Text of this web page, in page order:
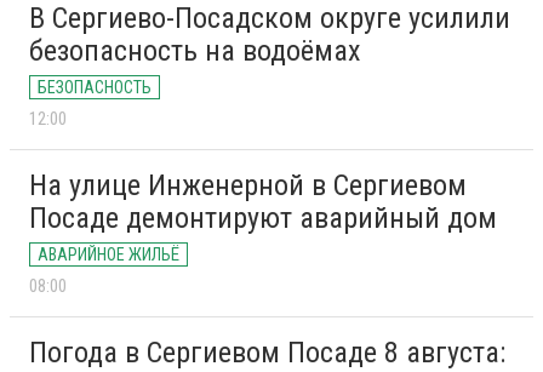
В Сергиево-Посадском округе усилили
безопасность на водоёмах
БЕЗОПАСНОСТЬ
12:00
На улице Инженерной в Сергиевом
Посаде демонтируют аварийный дом
АВАРИЙНОЕ ЖИЛЬЁ
08:00
Погода в Сергиевом Посаде 8 августа: